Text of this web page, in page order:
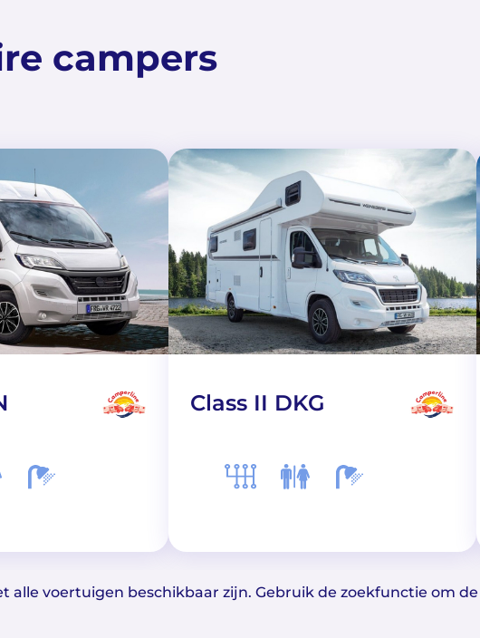
campers
Class II DKG
alle voertuigen beschikbaar zijn. Gebruik de zoekfunctie om